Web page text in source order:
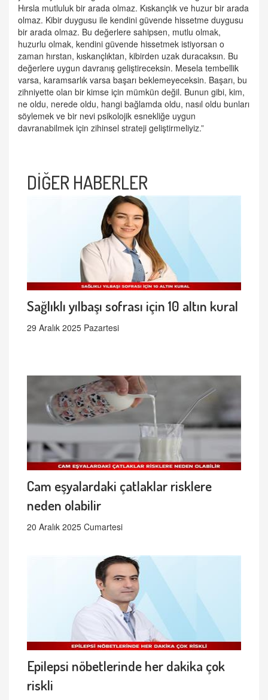
Hırsla mutluluk bir arada olmaz. Kıskançlık ve huzur bir arada
olmaz. Kibir duygusu ile kendini güvende hissetme duygusu
bir arada olmaz. Bu değerlere sahipsen, mutlu olmak,
huzurlu olmak, kendini güvende hissetmek istiyorsan o
zaman hırstan, kıskançlıktan, kibirden uzak duracaksın. Bu
değerlere uygun davranış geliştireceksin. Mesela tembellik
varsa, karamsarlık varsa başarı beklemeyeceksin. Başarı, bu
zihniyette olan bir kimse için mümkün değil. Bunun gibi, kim,
ne oldu, nerede oldu, hangi bağlamda oldu, nasıl oldu bunları
söylemek ve bir nevi psikolojik esnekliğe uygun
davranabilmek için zihinsel strateji geliştirmeliyiz.”
DİĞER HABERLER
Sağlıklı yılbaşı sofrası için 10 altın kural
29 Aralık 2025 Pazartesi
Cam eşyalardaki çatlaklar risklere
neden olabilir
20 Aralık 2025 Cumartesi
Epilepsi nöbetlerinde her dakika çok
riskli